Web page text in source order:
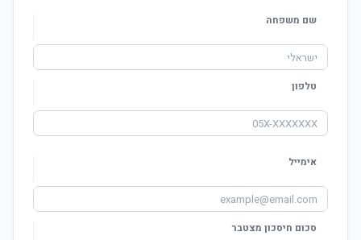
שם משפחה
טלפון
אימייל
סכום חיסכון מצטבר